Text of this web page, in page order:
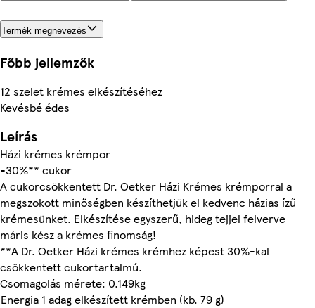
Termék megnevezés
Főbb jellemzők
12 szelet krémes elkészítéséhez
Kevésbé édes
Leírás
Házi krémes krémpor
-30%** cukor
A cukorcsökkentett Dr. Oetker Házi Krémes krémporral a
megszokott minőségben készíthetjük el kedvenc házias ízű
krémesünket. Elkészítése egyszerű, hideg tejjel felverve
máris kész a krémes finomság!
**A Dr. Oetker Házi krémes krémhez képest 30%-kal
csökkentett cukortartalmú.
Csomagolás mérete: 0.149kg
Energia 1 adag elkészített krémben (kb. 79 g)